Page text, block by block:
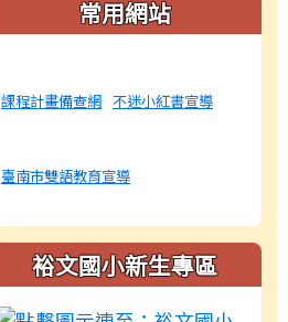
常用網站
課程計畫備查網 不迷小紅書宣導
臺南市雙語教育宣導
裕文國小新生專區